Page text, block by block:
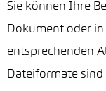
Sie können Ihre
Dokument oder in
entsprechenden
Dateiformate sind